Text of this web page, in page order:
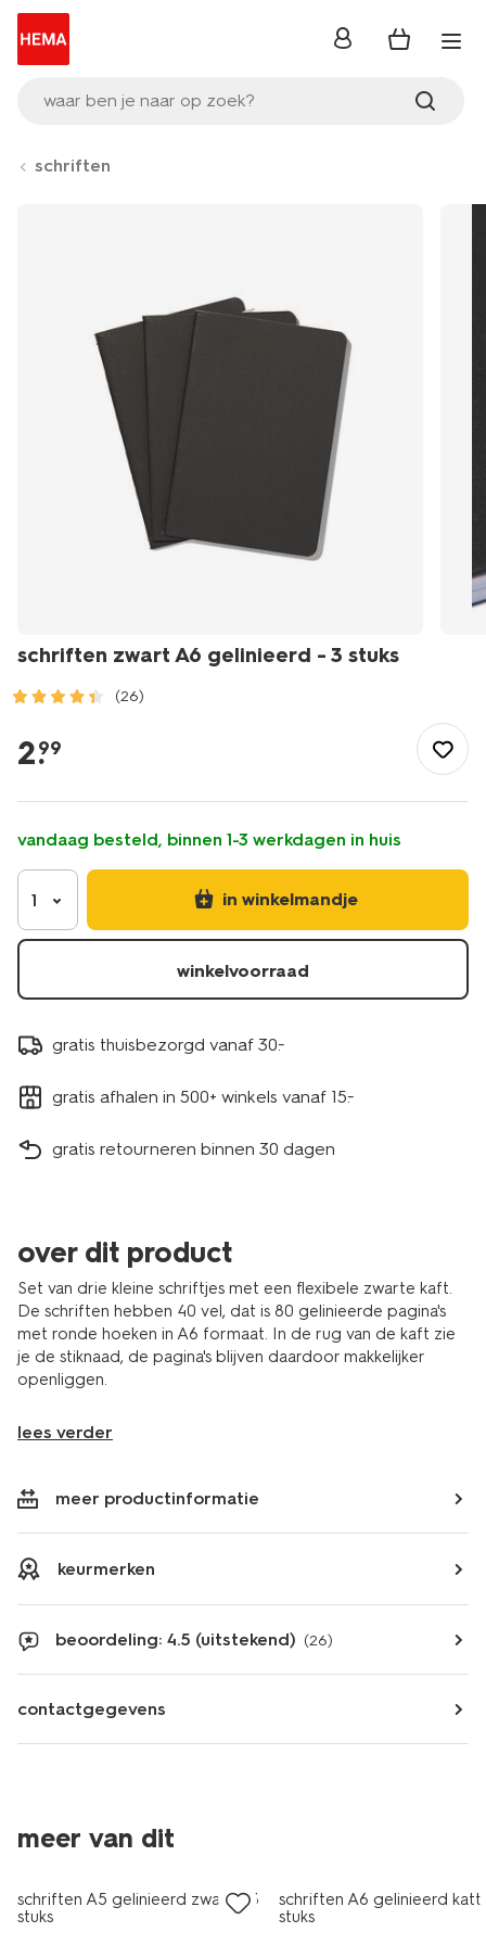
waar ben je naar op zoek?
inloggen
schriften
schriften zwart A6 gelinieerd - 3 stuks
(26)
kantoor/schriften-
boekjes/schriften/schriften-
a6-
gelinieerd-
-
-3-
stuks-
14102924.html
2.
99
vandaag besteld, binnen 1-3 werkdagen in huis
1 in winkelmandje
winkelvoorraad
gratis thuisbezorgd vanaf 30.-
gratis afhalen in 500+ winkels vanaf 15.-
gratis retourneren binnen 30 dagen
over dit product
Set van drie kleine schriftjes met een flexibele zwarte kaft.
De schriften hebben 40 vel, dat is 80 gelinieerde pagina's
met ronde hoeken in A6 formaat. In de rug van de kaft zie
je de stiknaad, de pagina's blijven daardoor makkelijker
openliggen.
lees verder
meer productinformatie
keurmerken
beoordeling: 4.5 (uitstekend) (26)
contactgegevens
meer van dit
schriften A5 gelinieerd zwart - 3
stuks
schriften A6 gelinieerd
stuks